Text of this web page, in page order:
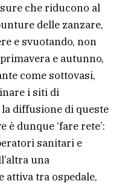
che riducono al
delle zanzare,
e svuotando, non
e autunno,
come sottovasi,
i siti di
diffusione di queste
è dunque ‘fare rete’:
sanitari e
una
attiva tra ospedale,